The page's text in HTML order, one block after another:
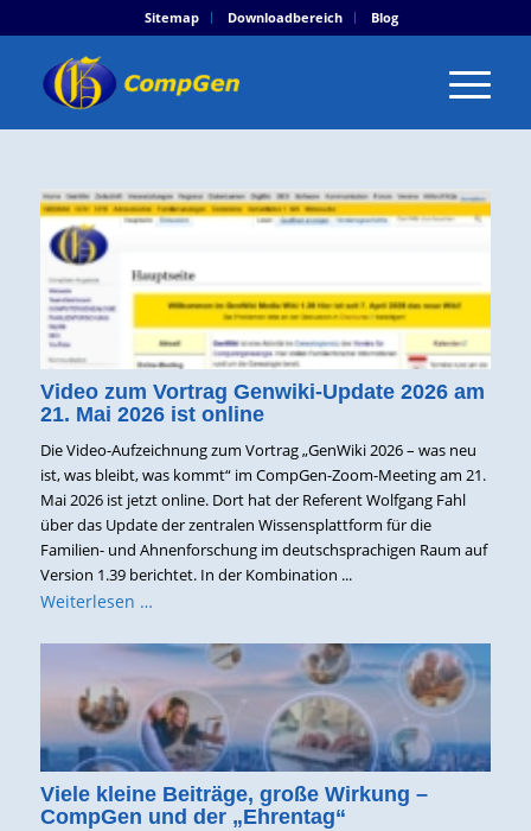
Sitemap Downloadbereich Blog
Video zum Vortrag Genwiki-Update 2026 am
21. Mai 2026 ist online
Die Video-Aufzeichnung zum Vortrag „GenWiki 2026 – was neu
ist, was bleibt, was kommt“ im CompGen-Zoom-Meeting am 21.
Mai 2026 ist jetzt online. Dort hat der Referent Wolfgang Fahl
über das Update der zentralen Wissensplattform für die
Familien- und Ahnenforschung im deutschsprachigen Raum auf
Version 1.39 berichtet. In der Kombination ...
Weiterlesen …
Viele kleine Beiträge, große Wirkung –
CompGen und der „Ehrentag“